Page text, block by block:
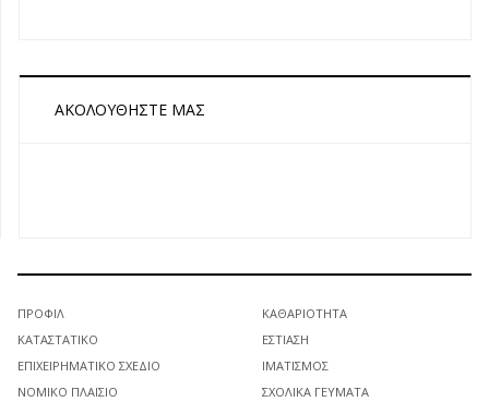
ΑΚΟΛΟΥΘΉΣΤΕ ΜΑΣ
ΠΡΟΦΊΛ
ΚΑΤΑΣΤΑΤΙΚΌ
ΕΠΙΧΕΙΡΗΜΑΤΙΚΌ ΣΧΈΔΙΟ
ΝΟΜΙΚΌ ΠΛΑΊΣΙΟ
ΚΑΘΑΡΙΌΤΗΤΑ
ΕΣΤΊΑΣΗ
ΙΜΑΤΙΣΜΌΣ
ΣΧΟΛΙΚΆ ΓΕΎΜΑΤΑ